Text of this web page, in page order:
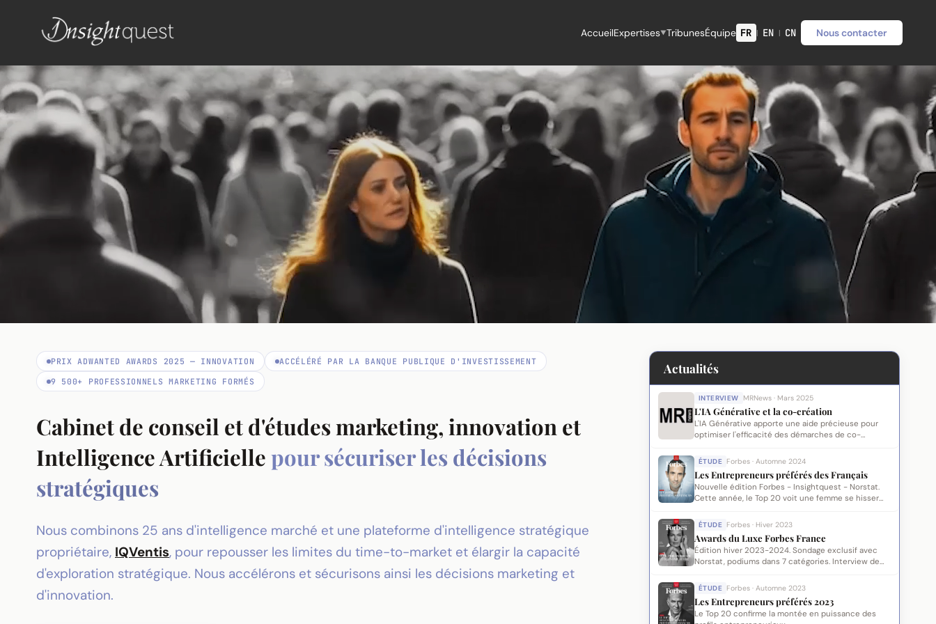
AccueilExpertises▼TribunesÉquipe FR | EN | CN Nous contacter
PRIX ADWANTED AWARDS 2025 — INNOVATION
ACCÉLÉRÉ PAR LA BANQUE PUBLIQUE D'INVESTISSEMENT
9 500+ PROFESSIONNELS MARKETING FORMÉS
Cabinet de conseil et d'études marketing, innovation et
Intelligence Artificiellepour sécuriser les décisions
stratégiques
Nous combinons 25 ans d'intelligence marché et une plateforme d'intelligence stratégique
propriétaire, IQVentis, pour repousser les limites du time-to-market et élargir la capacité
d'exploration stratégique. Nous accélérons et sécurisons ainsi les décisions marketing et
d'innovation.
Actualités
INTERVIEW MRNews · Mars 2025
L'IA Générative et la co-création
L'IA Générative apporte une aide précieuse pour
optimiser l'efficacité des démarches de co-
Bretagne partagent leurs travaux de R&D ayant
abouti à des modules propriétaires.
ÉTUDE Forbes · Automne 2024
Les Entrepreneurs préférés des Français
Nouvelle édition Forbes - Insightquest - Norstat.
Cette année, le Top 20 voit une femme se hisser
ÉTUDE Forbes · Hiver 2023
Awards du Luxe Forbes France
Édition hiver 2023-2024. Sondage exclusif avec
Norstat, podiums dans 7 catégories. Interview de
ÉTUDE Forbes · Automne 2023
Les Entrepreneurs préférés 2023
Le Top 20 confirme la montée en puissance des